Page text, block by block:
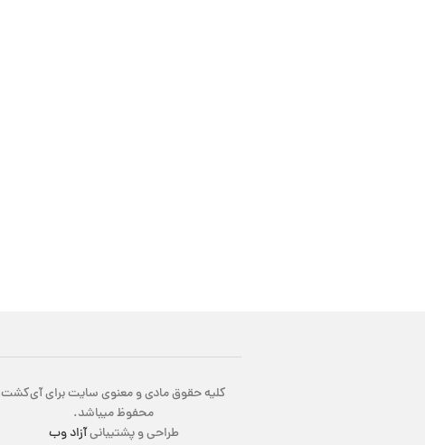
کلیه حقوق مادی و معنوی سایت برای آی‌کشت
محفوظ میباشد.
طراحی و پشتیبانیآزاد وب